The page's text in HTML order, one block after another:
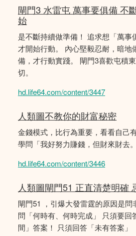
閘門3 水雷屯 萬事要俱備 不
始
是不斷持續做準備！ 追求想「萬事
才開始行動。 內心堅毅忍耐，暗地
備，才行動實踐。 閘門3喜歡屯積
切。
hd.life64.com/content/3447
人類圖不教你的財富秘密
金錢模式，比行為重要，看看自己
學問「我好努力賺錢，但財來財去
hd.life64.com/content/3446
人類圖閘門51 正直清楚明確
閘門51 ，引爆大發雷霆的原因是問
問「何時有、何時完成」 只須要回
間」答案！ 只須回答「未有答案」